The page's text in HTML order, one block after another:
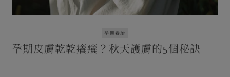
孕期養胎
孕期皮膚乾乾癢癢？秋天護膚的5個秘訣